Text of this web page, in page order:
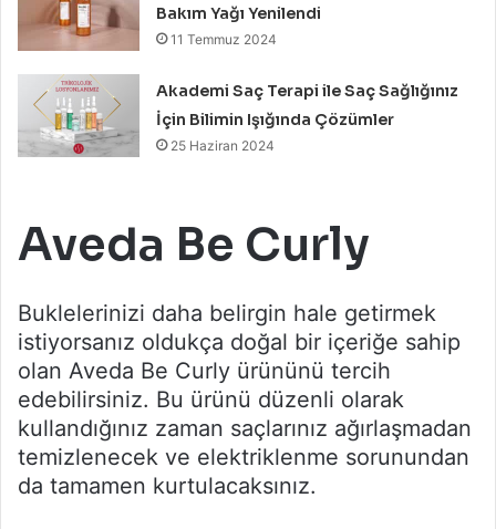
Bakım Yağı Yenilendi
11 Temmuz 2024
Akademi Saç Terapi ile Saç Sağlığınız
İçin Bilimin Işığında Çözümler
25 Haziran 2024
Aveda Be Curly
Buklelerinizi daha belirgin hale getirmek
istiyorsanız oldukça doğal bir içeriğe sahip
olan Aveda Be Curly ürününü tercih
edebilirsiniz. Bu ürünü düzenli olarak
kullandığınız zaman saçlarınız ağırlaşmadan
temizlenecek ve elektriklenme sorunundan
da tamamen kurtulacaksınız.